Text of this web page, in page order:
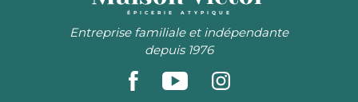
ÉPICERIE ATYPIQUE
Entreprise familiale et indépendante
depuis 1976